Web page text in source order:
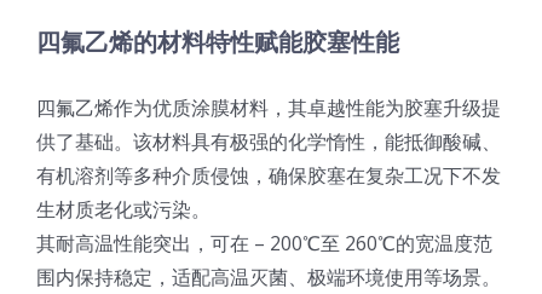
喷嘴兼容性
四氟乙烯的材料特性赋能胶塞性能
四氟乙烯作为优质涂膜材料，其卓越性能为胶塞升级提
供了基础。该材料具有极强的化学惰性，能抵御酸碱、
有机溶剂等多种介质侵蚀，确保胶塞在复杂工况下不发
生材质老化或污染。
其耐高温性能突出，可在 – 200℃至 260℃的宽温度范
围内保持稳定，适配高温灭菌、极端环境使用等场景。